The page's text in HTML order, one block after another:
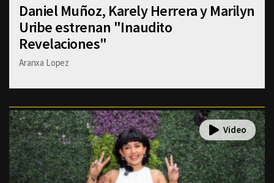
Daniel Muñoz, Karely Herrera y Marilyn
Uribe estrenan "Inaudito
Revelaciones"
Aranxa Lopez